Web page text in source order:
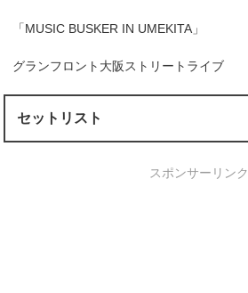
「MUSIC BUSKER IN UMEKITA」
グランフロント大阪ストリートライブ
セットリスト
スポンサーリンク